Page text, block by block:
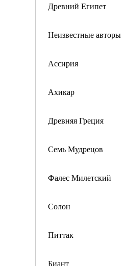
Древний Египет
Неизвестные авторы
Ассирия
Ахикар
Древняя Греция
Семь Мудрецов
Фалес Милетский
Солон
Питтак
Биант